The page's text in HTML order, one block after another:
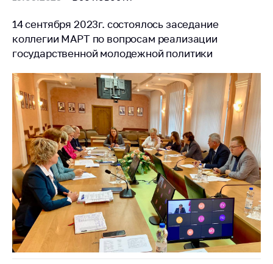
14 сентября 2023г. состоялось заседание
коллегии МАРТ по вопросам реализации
государственной молодежной политики